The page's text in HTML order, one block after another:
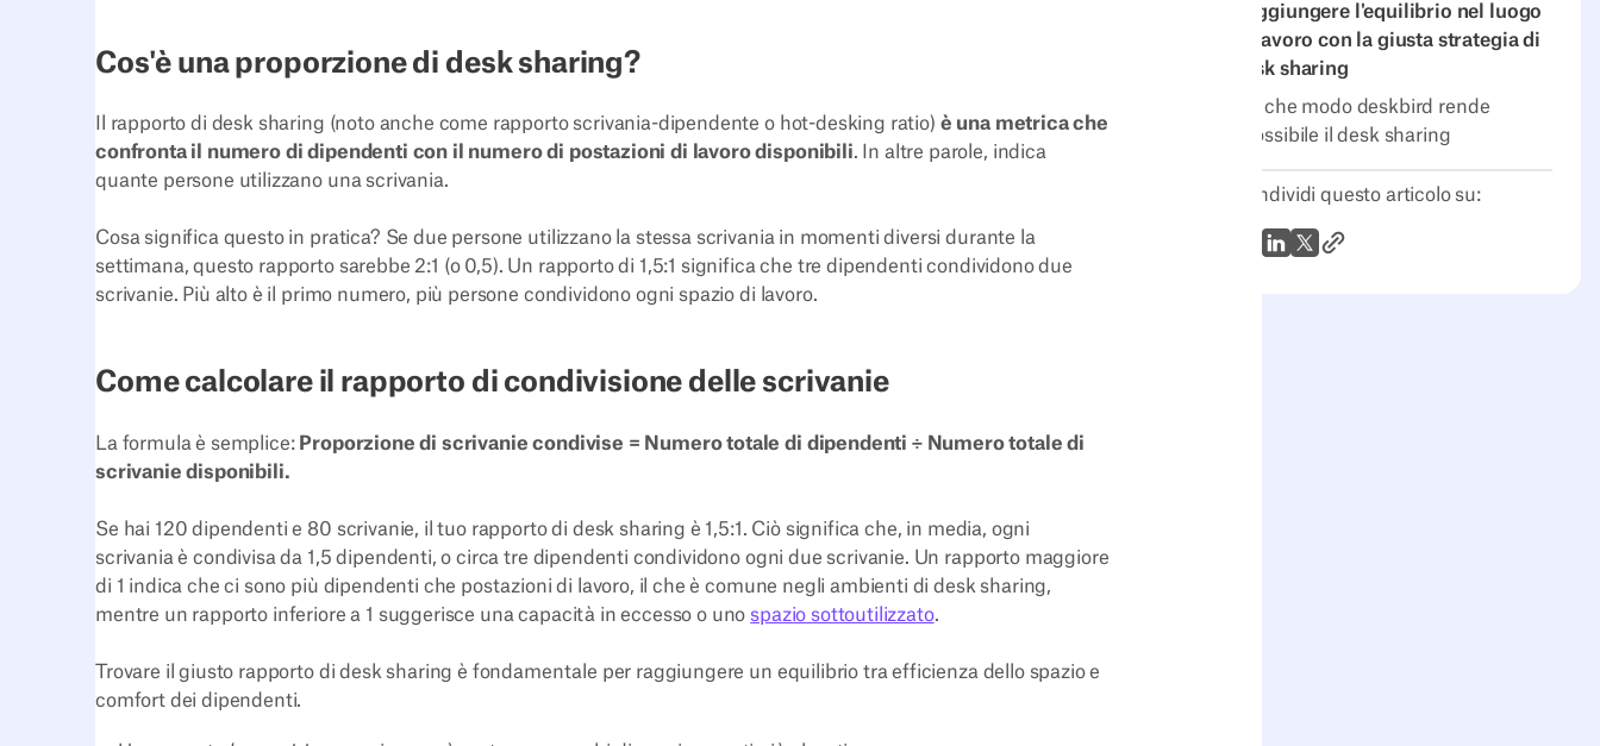
Raggiungere l'equilibrio nel luogo
di lavoro con la giusta strategia di
desk sharing
In che modo deskbird rende
possibile il desk sharing
Condividi questo articolo su:
WhatsApp
LinkedIn
X (Twitter)
Link all'articolo
Cos'è una proporzione di desk sharing?
Il rapporto di desk sharing (noto anche come rapporto scrivania-dipendente o hot-desking ratio) è una metrica che
confronta il numero di dipendenti con il numero di postazioni di lavoro disponibili. In altre parole, indica
quante persone utilizzano una scrivania.
Cosa significa questo in pratica? Se due persone utilizzano la stessa scrivania in momenti diversi durante la
settimana, questo rapporto sarebbe 2:1 (o 0,5). Un rapporto di 1,5:1 significa che tre dipendenti condividono due
scrivanie. Più alto è il primo numero, più persone condividono ogni spazio di lavoro.
Come calcolare il rapporto di condivisione delle scrivanie
La formula è semplice: Proporzione di scrivanie condivise = Numero totale di dipendenti ÷ Numero totale di
scrivanie disponibili.
Se hai 120 dipendenti e 80 scrivanie, il tuo rapporto di desk sharing è 1,5:1. Ciò significa che, in media, ogni
scrivania è condivisa da 1,5 dipendenti, o circa tre dipendenti condividono ogni due scrivanie. Un rapporto maggiore
di 1 indica che ci sono più dipendenti che postazioni di lavoro, il che è comune negli ambienti di desk sharing,
mentre un rapporto inferiore a 1 suggerisce una capacità in eccesso o uno spazio sottoutilizzato.
Trovare il giusto rapporto di desk sharing è fondamentale per raggiungere un equilibrio tra efficienza dello spazio e
comfort dei dipendenti.